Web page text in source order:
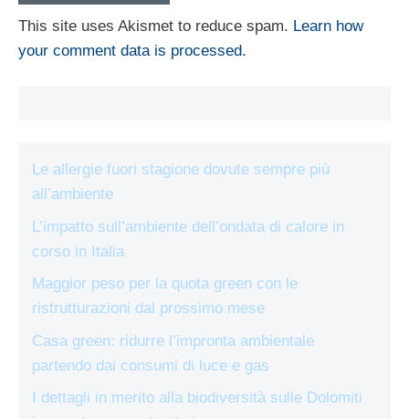
This site uses Akismet to reduce spam. Learn how
your comment data is processed.
Le allergie fuori stagione dovute sempre più
all’ambiente
L’impatto sull’ambiente dell’ondata di calore in
corso in Italia
Maggior peso per la quota green con le
ristrutturazioni dal prossimo mese
Casa green: ridurre l’impronta ambientale
partendo dai consumi di luce e gas
I dettagli in merito alla biodiversità sulle Dolomiti